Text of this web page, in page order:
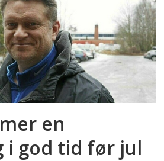
en
i god tid før jul